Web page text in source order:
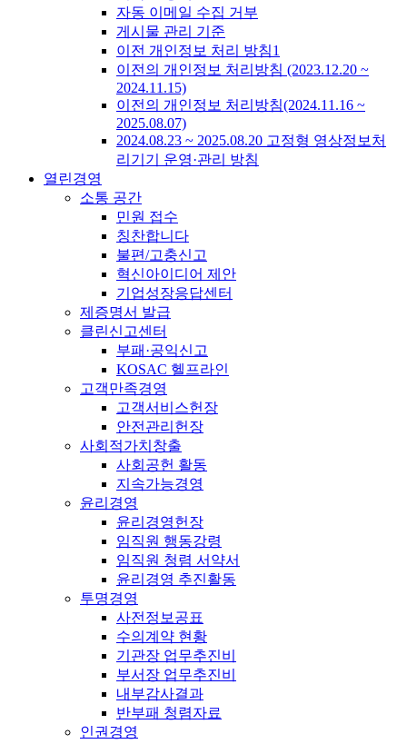
자동 이메일 수집 거부
게시물 관리 기준
이전 개인정보 처리 방침1
이전의 개인정보 처리방침 (2023.12.20 ~
2024.11.15)
이전의 개인정보 처리방침(2024.11.16 ~
2025.08.07)
2024.08.23 ~ 2025.08.20 고정형 영상정보처
리기기 운영·관리 방침
열린경영
소통 공간
민원 접수
칭찬합니다
불편/고충신고
혁신아이디어 제안
기업성장응답센터
제증명서 발급
클린신고센터
부패·공익신고
KOSAC 헬프라인
고객만족경영
고객서비스헌장
안전관리헌장
사회적가치창출
사회공헌 활동
지속가능경영
윤리경영
윤리경영헌장
임직원 행동강령
임직원 청렴 서약서
윤리경영 추진활동
투명경영
사전정보공표
수의계약 현황
기관장 업무추진비
부서장 업무추진비
내부감사결과
반부패 청렴자료
인권경영